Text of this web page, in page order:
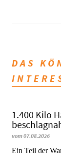
DAS
1.400 Kilo
vom 07.08.2026
​​​​​​​Ein Teil der